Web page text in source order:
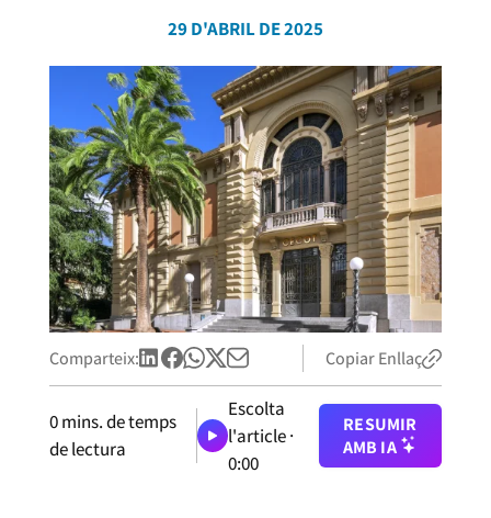
29 D'ABRIL DE 2025
Comparteix: Copiar Enllaç
0mins. de temps
de lectura
Escolta
l'article ·
0:00
RESUMIR
AMB IA